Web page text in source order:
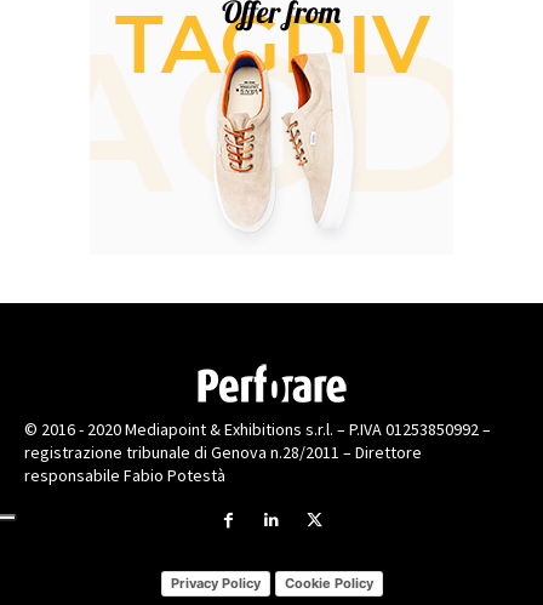
© 2016 - 2020 Mediapoint & Exhibitions s.r.l. – P.IVA 01253850992 –
registrazione tribunale di Genova n.28/2011 – Direttore
responsabile Fabio Potestà
Privacy Policy Cookie Policy